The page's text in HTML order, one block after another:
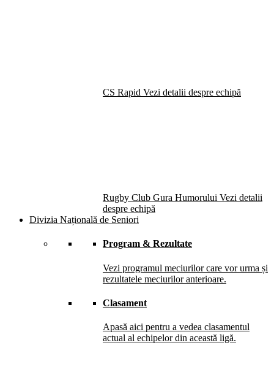
CS Rapid Vezi detalii despre echipă
Rugby Club Gura Humorului Vezi detalii
despre echipă
Divizia Națională de Seniori
Program & Rezultate
Vezi programul meciurilor care vor urma și
rezultatele meciurilor anterioare.
Clasament
Apasă aici pentru a vedea clasamentul
actual al echipelor din această ligă.